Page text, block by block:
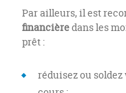
Par ailleurs, il est
financièredans les
prêt :
réduisez ou